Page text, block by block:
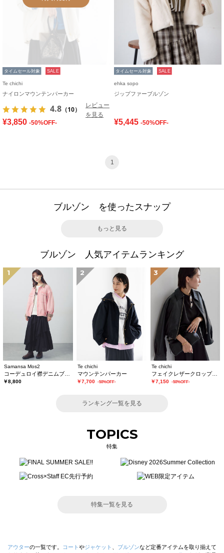
タイムセール対象 SALE
Te chichi
ナイロンマウンテンパーカー
4.8 （10）
レビュー
を見る
¥3,850 -50%OFF-
タイムセール対象 SALE
ehka sopo
ジップファーブルゾン
¥5,445 -50%OFF-
1
ブルゾン を使ったスナップ
もっと見る
ブルゾン 人気アイテムランキング
1
Samansa Mos2
￥8,800
2
Te chichi
マウンテンパーカー
￥7,700 -50%OFF-
3
Te chichi
フェイクレザークロップドブルゾン
￥7,150 -50%OFF-
ランキング一覧を見る
TOPICS
特集
特集一覧を見る
アウターの一覧です。 コート やジャケット ブルゾンなど定番アイテムを取り揃えて